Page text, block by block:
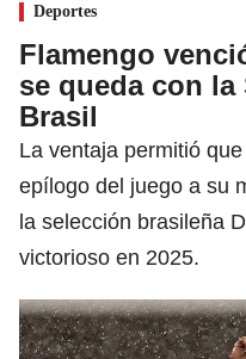
Deportes
Flamengo
se queda con la
Brasil
La ventaja permitió que
epílogo del juego a su
la selección brasileña
victorioso en 2025.